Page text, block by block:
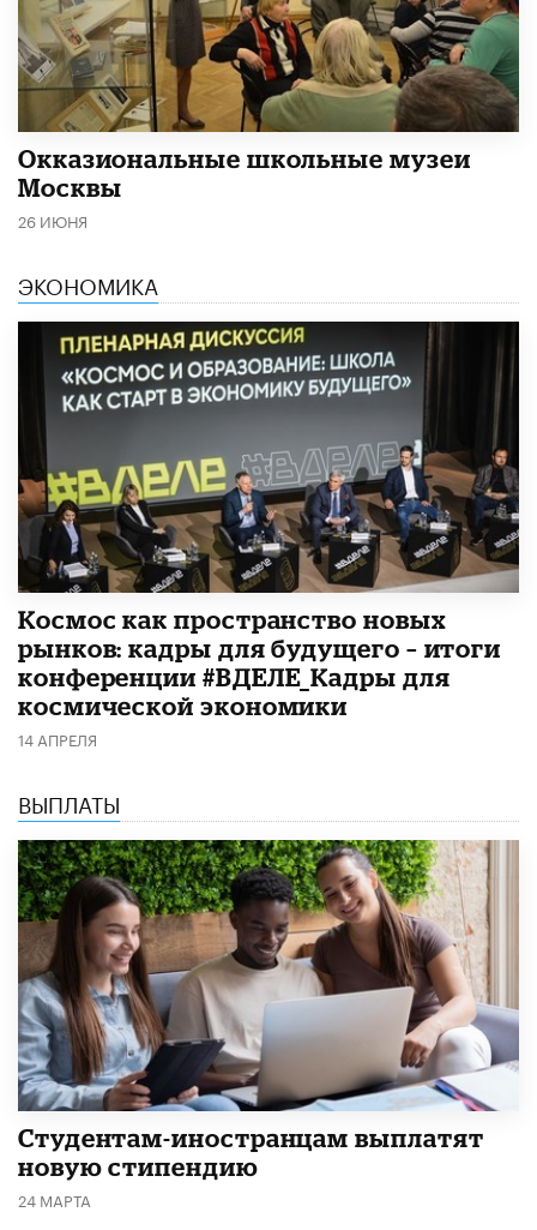
​Окказиональные школьные музеи
Москвы
26 ИЮНЯ
ЭКОНОМИКА
Космос как пространство новых
рынков: кадры для будущего – итоги
конференции #ВДЕЛЕ_Кадры для
космической экономики
14 АПРЕЛЯ
ВЫПЛАТЫ
Студентам-иностранцам выплатят
новую стипендию
24 МАРТА